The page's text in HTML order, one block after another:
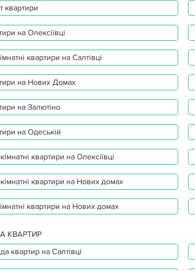
квартири
на Олексіївці
квартири на Салтівці
на Нових Домах
на Залютіно
на Одеській
квартири на Олексіївці
квартири на Нових домах
квартири на Нових домах
КВАРТИР
квартир на Салтівці